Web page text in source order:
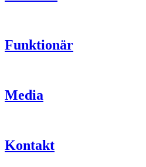
Funktionär
Media
Kontakt